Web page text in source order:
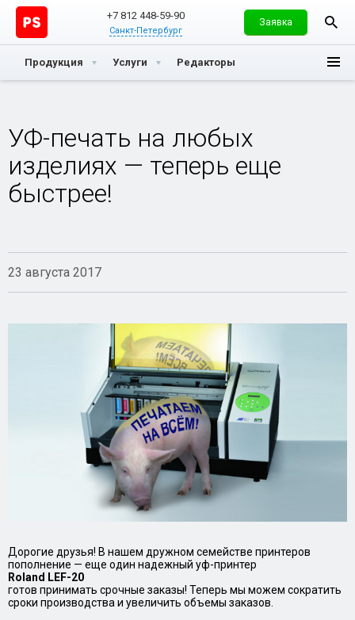
+7 812 448-59-90
Санкт-Петербург
Заявка
Продукция Услуги Редакторы
УФ-печать на любых
изделиях — теперь еще
быстрее!
23 августа 2017
Дорогие друзья! В нашем дружном семействе принтеров
пополнение — еще один надежный уф-принтер
Roland LEF-20
готов принимать срочные заказы! Теперь мы можем сократить
сроки производства и увеличить объемы заказов.